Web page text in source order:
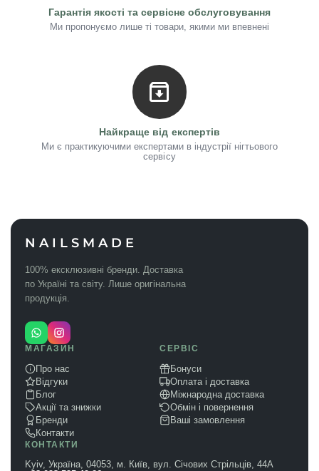
Гарантія якості та сервісне обслуговування
Ми пропонуємо лише ті товари, якими ми впевнені
Найкраще від експертів
Ми є практикуючими експертами в індустрії нігтьового
сервісу
NAILSMADE
100% ексклюзивні бренди. Доставка
по Україні та світу. Лише оригінальна
продукція.
МАГАЗИН
Про нас
Відгуки
Блог
Акції та знижки
Бренди
Контакти
СЕРВІС
Бонуси
Оплата і доставка
Міжнародна доставка
Обмін і повернення
Ваші замовлення
КОНТАКТИ
Kyiv, Україна, 04053, м. Київ, вул. Січових Стрільців, 44А